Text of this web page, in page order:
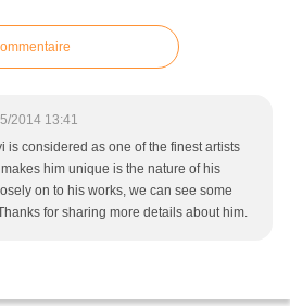
2014 13:41
is considered as one of the finest artists
him unique is the nature of his
on to his works, we can see some
for sharing more details about him.